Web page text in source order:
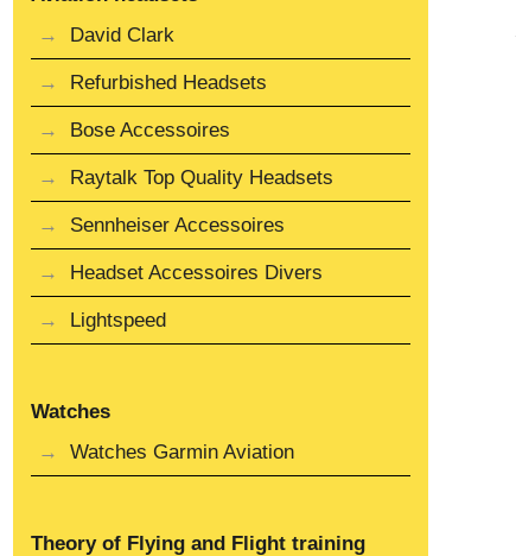
David Clark
Refurbished Headsets
Bose Accessoires
Raytalk Top Quality Headsets
Sennheiser Accessoires
Headset Accessoires Divers
Lightspeed
Watches
Watches Garmin Aviation
Theory of Flying and Flight training